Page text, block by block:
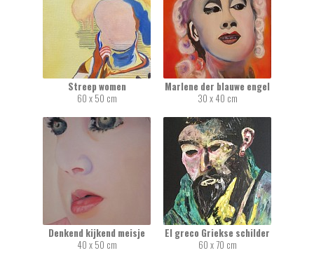
Streep women
60 x 50 cm
Marlene der blauwe engel
30 x 40 cm
Denkend kijkend meisje
40 x 50 cm
El greco Griekse schilder
60 x 70 cm